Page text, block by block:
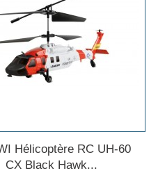
Hélicoptère RC UH-60
CX Black Hawk...